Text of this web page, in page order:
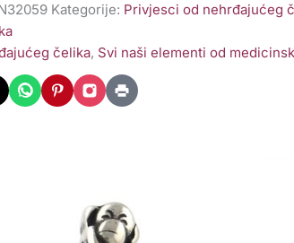
Kategorije: Privjesci od nehrđajućeg
čelika, Svi naši elementi od